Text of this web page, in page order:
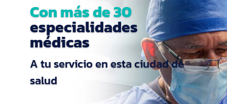
Con más de 30
especialidades
médicas
A tu servicio en esta ciudad de
salud